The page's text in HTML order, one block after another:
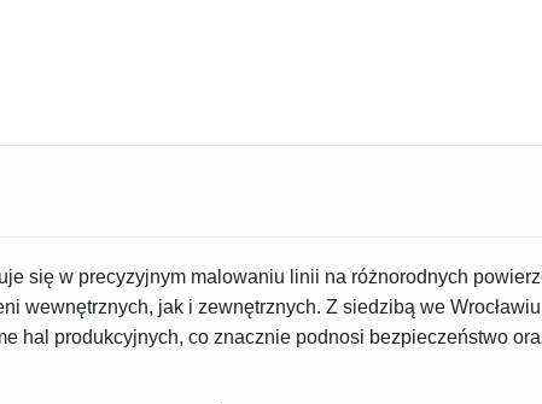
się w precyzyjnym malowaniu linii na różnorodnych
wewnętrznych, jak i zewnętrznych. Z siedzibą we
hal produkcyjnych, co znacznie podnosi bezpieczeństwo